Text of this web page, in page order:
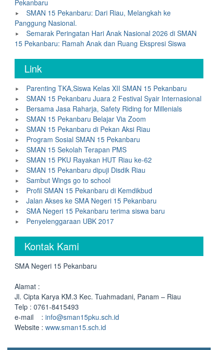
Pekanbaru
SMAN 15 Pekanbaru: Dari Riau, Melangkah ke
Panggung Nasional.
Semarak Peringatan Hari Anak Nasional 2026 di SMAN
15 Pekanbaru: Ramah Anak dan Ruang Ekspresi Siswa
Link
Parenting TKA,Siswa Kelas XII SMAN 15 Pekanbaru
SMAN 15 Pekanbaru Juara 2 Festival Syair Internasional
Bersama Jasa Raharja, Safety Riding for Millenials
SMAN 15 Pekanbaru Belajar Via Zoom
SMAN 15 Pekanbaru di Pekan Aksi Riau
Program Sosial SMAN 15 Pekanbaru
SMAN 15 Sekolah Terapan PMS
SMAN 15 PKU Rayakan HUT Riau ke-62
SMAN 15 Pekanbaru dipuji Disdik Riau
Sambut Wings go to school
Profil SMAN 15 Pekanbaru di Kemdikbud
Jalan Akses ke SMA Negeri 15 Pekanbaru
SMA Negeri 15 Pekanbaru terima siswa baru
Penyelenggaraan UBK 2017
Kontak Kami
SMA Negeri 15 Pekanbaru
Alamat :
Jl. Cipta Karya KM.3 Kec. Tuahmadani, Panam – Riau
Telp : 0761-8415493
e-mail : info@sman15pku.sch.id
Website : www.sman15.sch.id